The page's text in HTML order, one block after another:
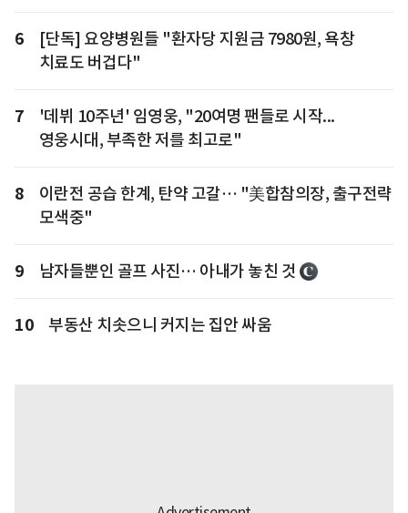
6
[단독] 요양병원들 "환자당 지원금 7980원, 욕창
치료도 버겁다"
7
'데뷔 10주년' 임영웅, "20여명 팬들로 시작...
영웅시대, 부족한 저를 최고로"
8
이란전 공습 한계, 탄약 고갈… "美합참의장, 출구전략
모색중"
9 남자들뿐인 골프 사진… 아내가 놓친 것
10 부동산 치솟으니 커지는 집안 싸움